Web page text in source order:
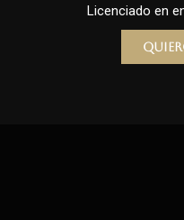
Licenciado en